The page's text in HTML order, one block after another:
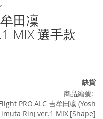
田凜
MIX 選手款
缺貨
商品編號
PRO ALC 吉牟田凜 (Yosh
imuta Rin) ver.1 MIX [Shape]